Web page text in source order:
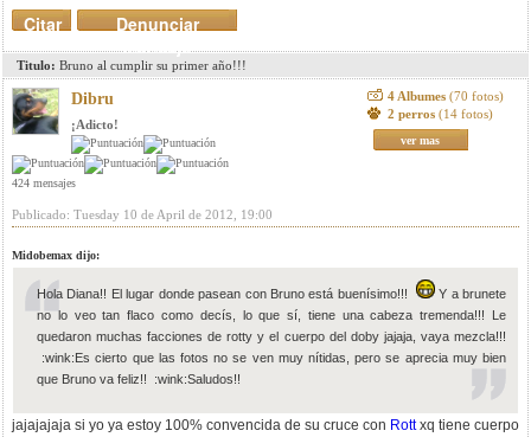
Denunciar
mensaje
Citar
Titulo: Bruno al cumplir su primer año!!!
Dibru
¡Adicto!
424 mensajes
4 Albumes (70 fotos)
2 perros (14 fotos)
ver mas
Publicado: Tuesday 10 de April de 2012, 19:00
Midobemax dijo:
Hola Diana!! El lugar donde pasean con Bruno está buenísimo!!!
Y a brunete
no lo veo tan flaco como decís, lo que sí, tiene una cabeza tremenda!!! Le
quedaron muchas facciones de rotty y el cuerpo del doby jajaja, vaya mezcla!!!
:wink:Es cierto que las fotos no se ven muy nítidas, pero se aprecia muy bien
que Bruno va feliz!! :wink:Saludos!!
jajajajaja si yo ya estoy 100% convencida de su cruce con Rottxq tiene cuerpo